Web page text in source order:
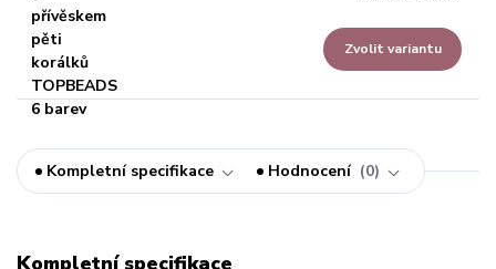
Zvolit variantu
Kompletní specifikace Hodnocení 0
Kompletní specifikace